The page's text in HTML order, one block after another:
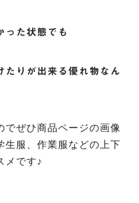
った状態でも
たりが出来る優れ物なん
ぜひ商品ページの画像
生服、作業服などの上下
メです♪